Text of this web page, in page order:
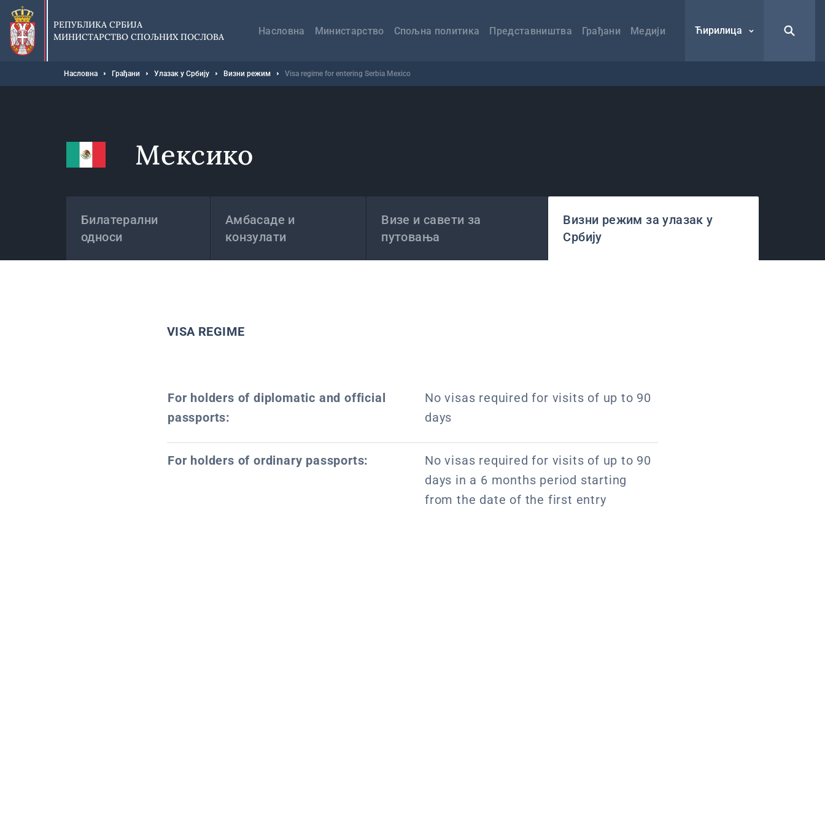
Прескочи
главни
део
садржаја
РЕПУБЛИКА СРБИЈА
МИНИСТАРСТВО СПОЉНИХ ПОСЛОВА
навигација
Насловна Министарство Спољна политика Представништва Грађани Медији Ћирилица
Мрвице
Насловна Грађани Улазак у Србију Визни режим Visa regime for entering Serbia Mexico
Мексико
Билатерални
односи
Амбасаде и
конзулати
Визе и савети за
путовања
Визни режим за улазак у
Србију
VISA REGIME
For holders of diplomatic and official
passports:
No visas required for visits of up to 90
days
For holders of ordinary passports:
No visas required for visits of up to 90
days in a 6 months period starting
from the date of the first entry